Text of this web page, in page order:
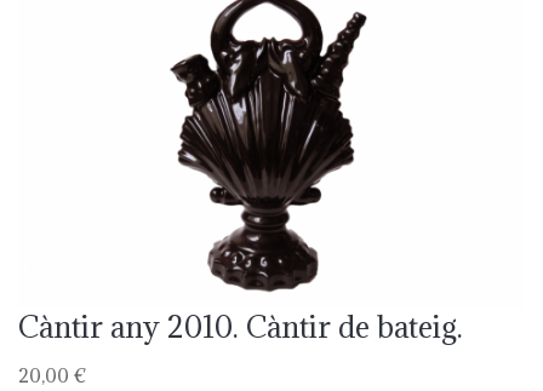
Càntir any 2010. Càntir de bateig.
20,00 €